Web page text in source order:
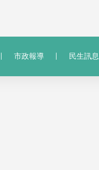
市政報導 民生訊息